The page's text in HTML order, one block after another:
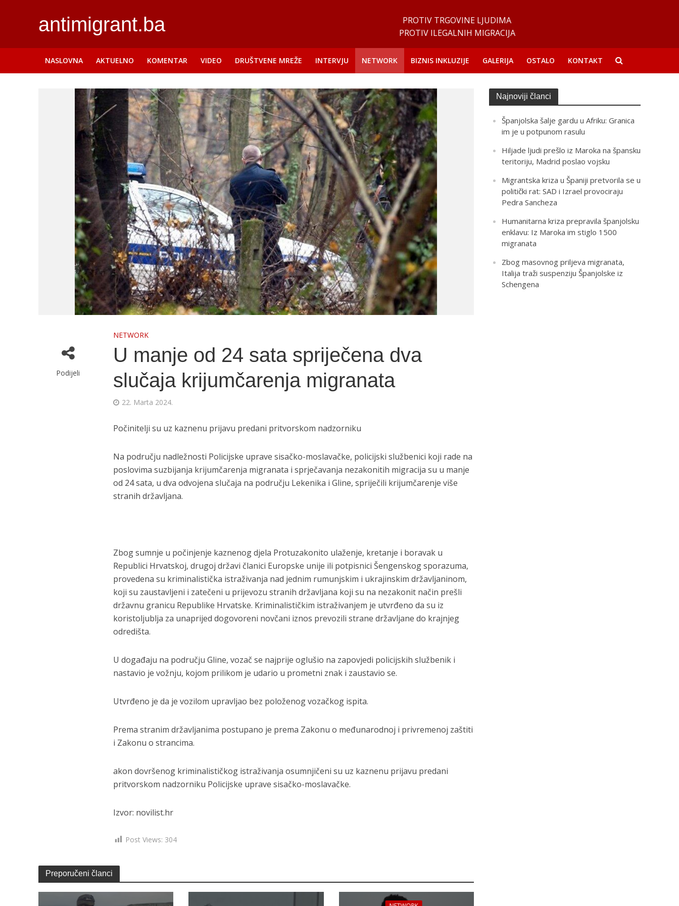
antimigrant.ba
PROTIV TRGOVINE LJUDIMA
PROTIV ILEGALNIH MIGRACIJA
NASLOVNA AKTUELNO KOMENTAR VIDEO DRUŠTVENE MREŽE INTERVJU NETWORK BIZNIS INKLUZIJE GALERIJA OSTALO KONTAKT
Podijeli
NETWORK
U manje od 24 sata spriječena dva
slučaja krijumčarenja migranata
22. Marta 2024.
Počinitelji su uz kaznenu prijavu predani pritvorskom nadzorniku
Na području nadležnosti Policijske uprave sisačko-moslavačke, policijski službenici koji rade na
poslovima suzbijanja krijumčarenja migranata i sprječavanja nezakonitih migracija su u manje
od 24 sata, u dva odvojena slučaja na području Lekenika i Gline, spriječili krijumčarenje više
stranih državljana.
Zbog sumnje u počinjenje kaznenog djela Protuzakonito ulaženje, kretanje i boravak u
Republici Hrvatskoj, drugoj državi članici Europske unije ili potpisnici Šengenskog sporazuma,
provedena su kriminalistička istraživanja nad jednim rumunjskim i ukrajinskim državljaninom,
koji su zaustavljeni i zatečeni u prijevozu stranih državljana koji su na nezakonit način prešli
državnu granicu Republike Hrvatske. Kriminalističkim istraživanjem je utvrđeno da su iz
koristoljublja za unaprijed dogovoreni novčani iznos prevozili strane državljane do krajnjeg
odredišta.
U događaju na području Gline, vozač se najprije oglušio na zapovjedi policijskih službenik i
nastavio je vožnju, kojom prilikom je udario u prometni znak i zaustavio se.
Utvrđeno je da je vozilom upravljao bez položenog vozačkog ispita.
Prema stranim državljanima postupano je prema Zakonu o međunarodnoj i privremenoj zaštiti
i Zakonu o strancima.
akon dovršenog kriminalističkog istraživanja osumnjičeni su uz kaznenu prijavu predani
pritvorskom nadzorniku Policijske uprave sisačko-moslavačke.
Izvor: novilist.hr
Post Views: 304
Preporučeni članci
Najnoviji članci
Španjolska šalje gardu u Afriku: Granica
im je u potpunom rasulu
Hiljade ljudi prešlo iz Maroka na špansku
teritoriju, Madrid poslao vojsku
Migrantska kriza u Španiji pretvorila se u
politički rat: SAD i Izrael provociraju
Pedra Sancheza
Humanitarna kriza prepravila španjolsku
enklavu: Iz Maroka im stiglo 1500
migranata
Zbog masovnog priljeva migranata,
Italija traži suspenziju Španjolske iz
Schengena